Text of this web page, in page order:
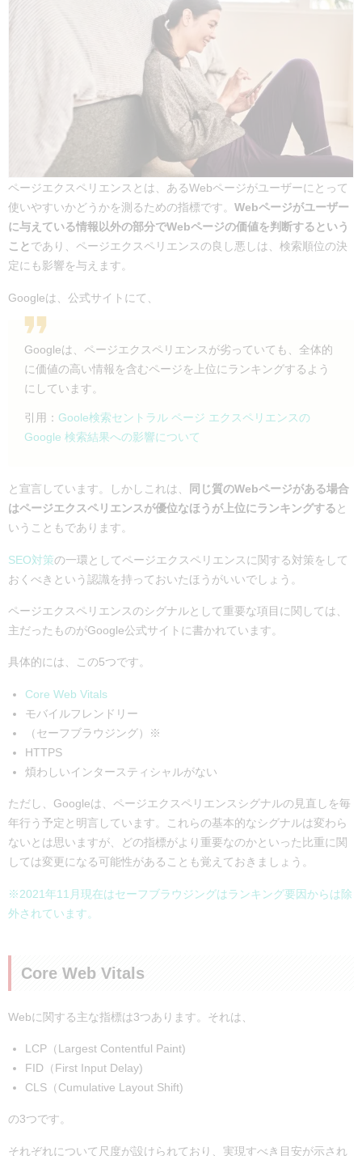
ページエクスペリエンスとは、あるWebページがユーザーにとって
使いやすいかどうかを測るための指標です。 Webページがユーザー
に与えている情報以外の部分でWebページの価値を判断するという
ことであり、ページエクスペリエンスの良し悪しは、検索順位の決
定にも影響を与えます。
Googleは、公式サイトにて、
Googleは、ページエクスペリエンスが劣っていても、全体的
に価値の高い情報を含むページを上位にランキングするよう
にしています。
引用： Goole検索セントラル ページ エクスペリエンスの
Google 検索結果への影響について
と宣言しています。しかしこれは、
同じ質のWebページがある場合
はページエクスペリエンスが優位なほうが上位にランキングすると
いうこともであります。
SEO対策の一環としてページエクスペリエンスに関する対策をして
おくべきという認識を持っておいたほうがいいでしょう。
ページエクスペリエンスのシグナルとして重要な項目に関しては、
主だったものがGoogle公式サイトに書かれています。
具体的には、この5つです。
Core Web Vitals
モバイルフレンドリー
（セーフブラウジング）※
HTTPS
煩わしいインタースティシャルがない
ただし、Googleは、ページエクスペリエンスシグナルの見直しを毎
年行う予定と明言しています。これらの基本的なシグナルは変わら
ないとは思いますが、どの指標がより重要なのかといった比重に関
しては変更になる可能性があることも覚えておきましょう。
※2021年11月現在はセーフブラウジングはランキング要因からは除
外されています。
Core Web Vitals
Webに関する主な指標は3つあります。それは、
LCP（Largest Contentful Paint)
FID（First Input Delay)
CLS（Cumulative Layout Shift)
の3つです。
それぞれについて尺度が設けられており、実現すべき目安が示され